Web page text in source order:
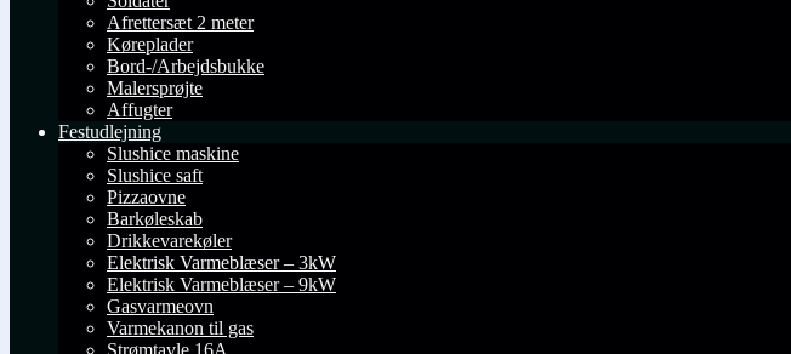
Afrettersæt 2 meter
Køreplader
Bord-/Arbejdsbukke
Malersprøjte
Affugter
Festudlejning
Slushice maskine
Slushice saft
Pizzaovne
Barkøleskab
Drikkevarekøler
Elektrisk Varmeblæser – 3kW
Elektrisk Varmeblæser – 9kW
Gasvarmeovn
Varmekanon til gas
Strømtavle 16A